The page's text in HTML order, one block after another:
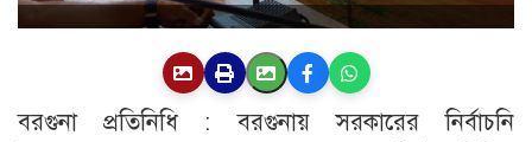
বরগুনা প্রতিনিধি : বরগুনায় সরকারের নির্বাচনি